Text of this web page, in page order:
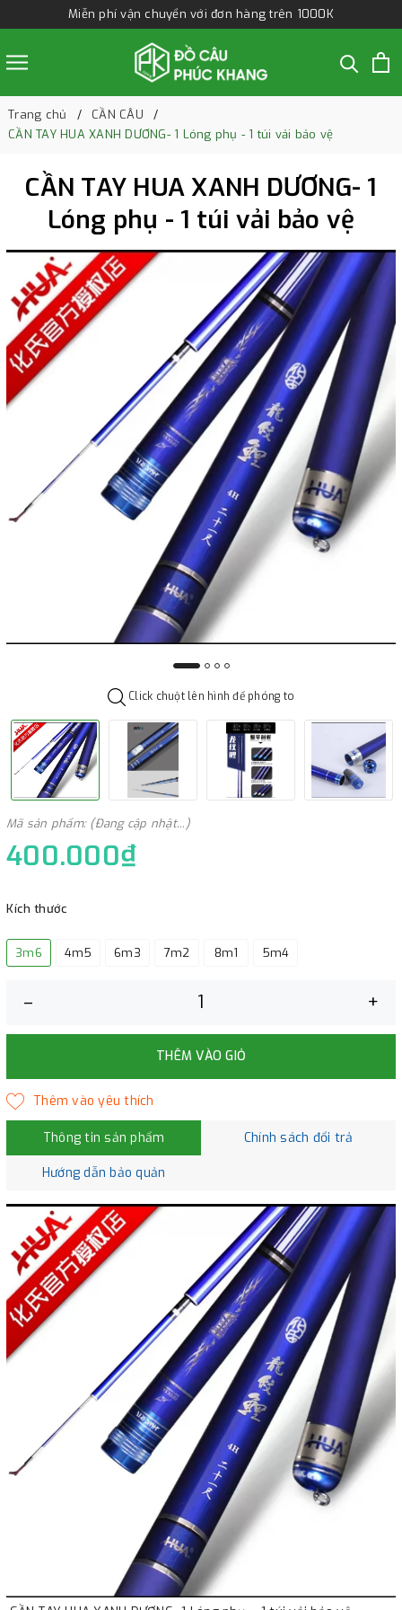
Miễn phí vận chuyển với đơn hàng trên 1000K
Trang chủ
CẦN CÂU
CẦN TAY HUA XANH DƯƠNG- 1 Lóng phụ - 1 túi vải bảo vệ
CẦN TAY HUA XANH DƯƠNG- 1
Lóng phụ - 1 túi vải bảo vệ
Click chuột lên hình để phóng to
Mã sản phẩm: (Đang cập nhật...)
400.000₫
Kích thước
3m6 4m5 6m3 7m2 8m1 5m4
– +
THÊM VÀO GIỎ
Thông tin sản phẩm Chính sách đổi trả
Hướng dẫn bảo quản